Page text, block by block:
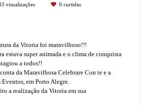
visualizações 0 curtidas
da Vitoria foi maravilhoso!!!
estava super animada e o clima de conquista
a todos!!
da Maravilhosa Celebrare Con te e a
em Porto Alegre.
a realização da Vitoria em sua